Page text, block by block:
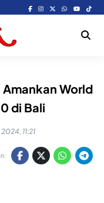
World
di Bali
11:21